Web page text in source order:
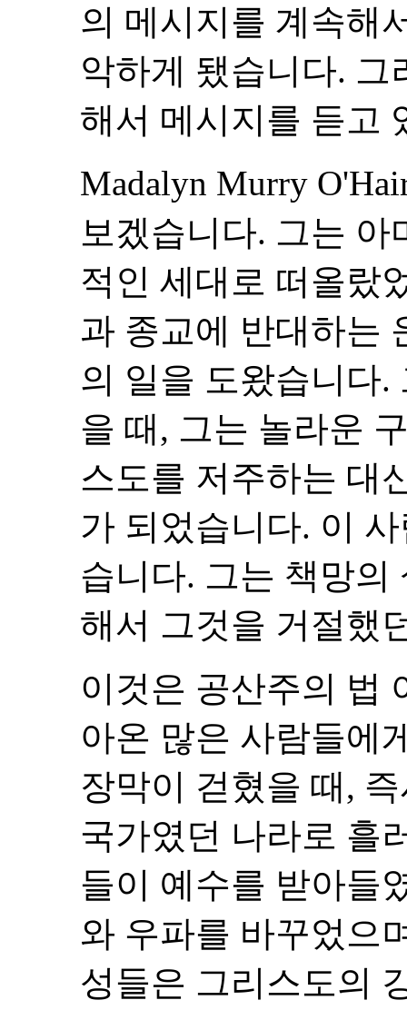
의 메시지를 계속해
악하게 됐습니다.
해서 메시지를 듣고
Madalyn Murry
보겠습니다. 그는
적인 세대로 떠올랐
과 종교에 반대하는
의 일을 도왔습니다.
을 때, 그는 놀라운
스도를 저주하는 대
가 되었습니다. 이
습니다. 그는 책망의
해서 그것을 거절했
이것은 공산주의 법
아온 많은 사람들에
장막이 걷혔을 때,
국가였던 나라로 흘
들이 예수를 받아들
와 우파를 바꾸었으
성들은 그리스도의